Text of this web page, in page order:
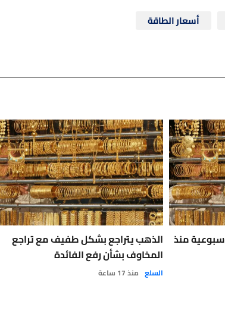
أسعار الطاقة
منذ
الذهب يتراجع بشكل طفيف مع تراجع
المخاوف بشأن رفع الفائدة
السلع منذ 17 ساعة